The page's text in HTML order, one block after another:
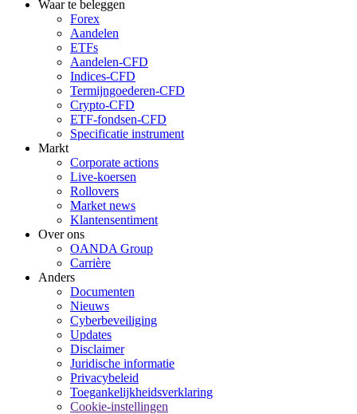
Waar te beleggen
Forex
Aandelen
ETFs
Aandelen-CFD
Indices-CFD
Termijngoederen-CFD
Crypto-CFD
ETF-fondsen-CFD
Specificatie instrument
Markt
Corporate actions
Live-koersen
Rollovers
Market news
Klantensentiment
Over ons
OANDA Group
Carrière
Anders
Documenten
Nieuws
Cyberbeveiliging
Updates
Disclaimer
Juridische informatie
Privacybeleid
Toegankelijkheidsverklaring
Cookie-instellingen